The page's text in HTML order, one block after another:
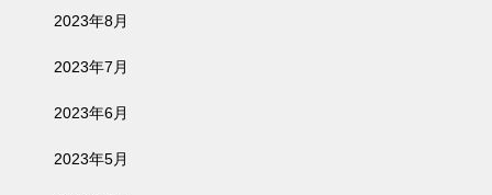
2023年8月
2023年7月
2023年6月
2023年5月